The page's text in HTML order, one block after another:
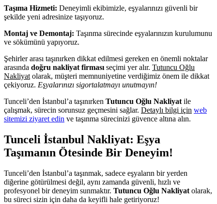
Taşıma Hizmeti: Deneyimli ekibimizle, eşyalarınızı güvenli bir
şekilde yeni adresinize taşıyoruz.
Montaj ve Demontaj: Taşınma sürecinde eşyalarınızın kurulumunu
ve sökümünü yapıyoruz.
Şehirler arası taşınırken dikkat edilmesi gereken en önemli noktalar
arasında doğru nakliyat firması seçimi yer alır. Tutuncu Oğlu
Nakliyat olarak, müşteri memnuniyetine verdiğimiz önem ile dikkat
çekiyoruz. Eşyalarınızı sigortalatmayı unutmayın!
Tunceli’den İstanbul’a taşınırken Tutuncu Oğlu Nakliyat ile
çalışmak, sürecin sorunsuz geçmesini sağlar. Detaylı bilgi için web
sitemizi ziyaret edin ve taşınma sürecinizi güvence altına alın.
Tunceli İstanbul Nakliyat: Eşya
Taşımanın Ötesinde Bir Deneyim!
Tunceli’den İstanbul’a taşınmak, sadece eşyaların bir yerden
diğerine götürülmesi değil, aynı zamanda güvenli, hızlı ve
profesyonel bir deneyim sunmaktır. Tutuncu Oğlu Nakliyat olarak,
bu süreci sizin için daha da keyifli hale getiriyoruz!